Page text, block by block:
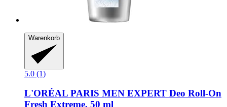
Warenkorb
5.0 (1)
L'ORÉAL PARIS MEN EXPERT Deo Roll-​On
Fresh Extreme, 50 ml